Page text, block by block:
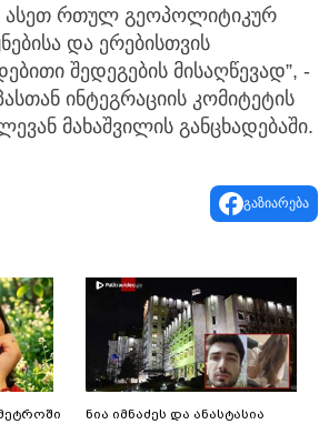
ასეთ რთულ გეოპოლიტიკურ
და ერებისთვის
შედეგების მისაღწევად”, -
ინტეგრაციის კომიტეტის
მახაშვილის განცხადებაში.
გაზიარება
ნია იმნაძეს და ანასტასია